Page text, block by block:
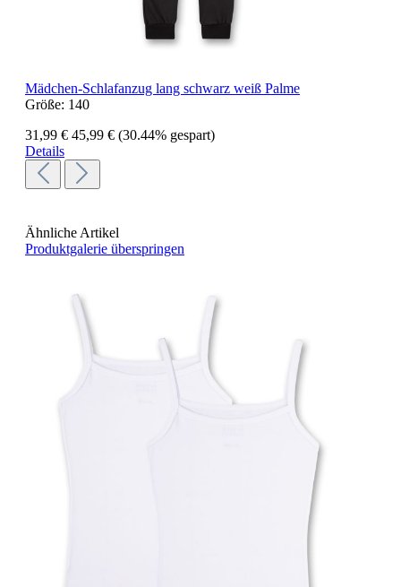
Mädchen-Schlafanzug lang schwarz weiß Palme
Größe: 140
31,99 € 45,99 € (30.44% gespart)
Details
Ähnliche Artikel
Produktgalerie überspringen